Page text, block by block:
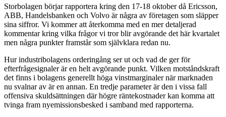
Storbolagen börjar rapportera kring den 17-18 oktober då Ericsson,
ABB, Handelsbanken och Volvo är några av företagen som släpper
sina siffror. Vi kommer att återkomma med en mer detaljerad
kommentar kring vilka frågor vi tror blir avgörande det här kvartalet
men några punkter framstår som självklara redan nu.
Hur industribolagens orderingång ser ut och vad de ger för
efterfrågesignaler är en helt avgörande punkt. Vilken motståndskraft
det finns i bolagens generellt höga vinstmarginaler när marknaden
nu svalnar av är en annan. En tredje parameter är den i vissa fall
offensiva skuldsättningen där högre räntekostnader kan komma att
tvinga fram nyemissionsbesked i samband med rapporterna.